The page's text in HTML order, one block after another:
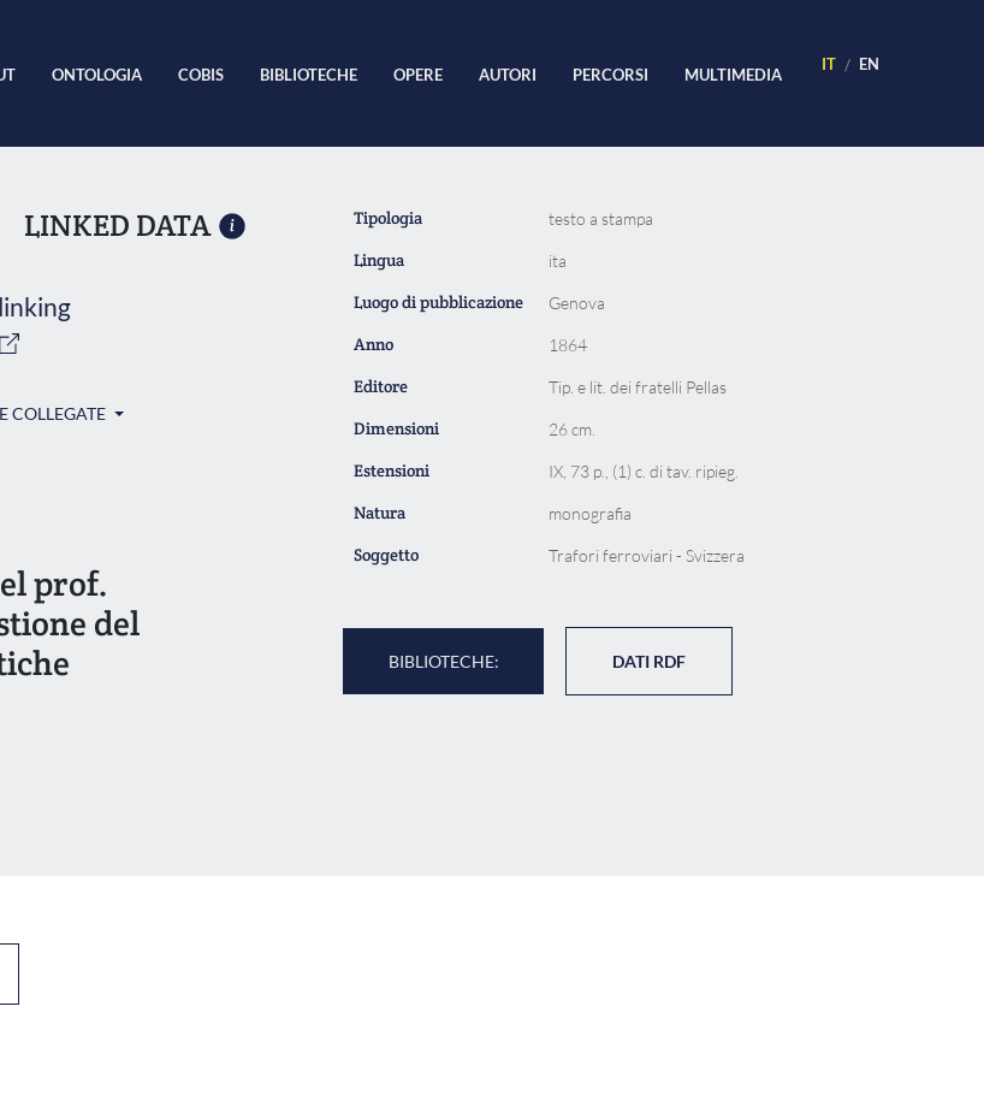
ONTOLOGIA COBIS BIBLIOTECHE OPERE AUTORI PERCORSI MULTIMEDIA IT EN
LINKED DATA
COLLEGATE
prof.
del
Tipologia testo a stampa
Lingua ita
Luogo di pubblicazione Genova
Anno 1864
Editore Tip. e lit. dei fratelli Pellas
Dimensioni 26 cm.
Estensioni IX, 73 p., (1) c. di tav. ripieg.
Natura monografia
Soggetto Trafori ferroviari - Svizzera
BIBLIOTECHE: DATI RDF